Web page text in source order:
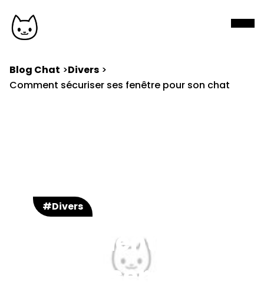
Blog Chat
Divers
Comment sécuriser ses fenêtre pour son chat
#Divers
Comment
sécuriser ses